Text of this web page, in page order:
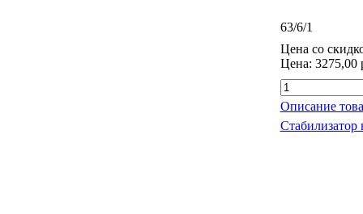
63/6/1
Цена со
Цена: 3275,00
Описание